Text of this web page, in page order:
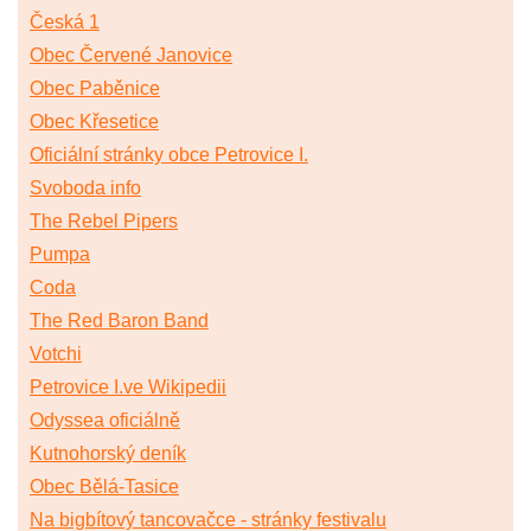
Česká 1
Obec Červené Janovice
Obec Paběnice
Obec Křesetice
Oficiální stránky obce Petrovice I.
Svoboda info
The Rebel Pipers
Pumpa
Coda
The Red Baron Band
Votchi
Petrovice I.ve Wikipedii
Odyssea oficiálně
Kutnohorský deník
Obec Bělá-Tasice
Na bigbítový tancovačce - stránky festivalu